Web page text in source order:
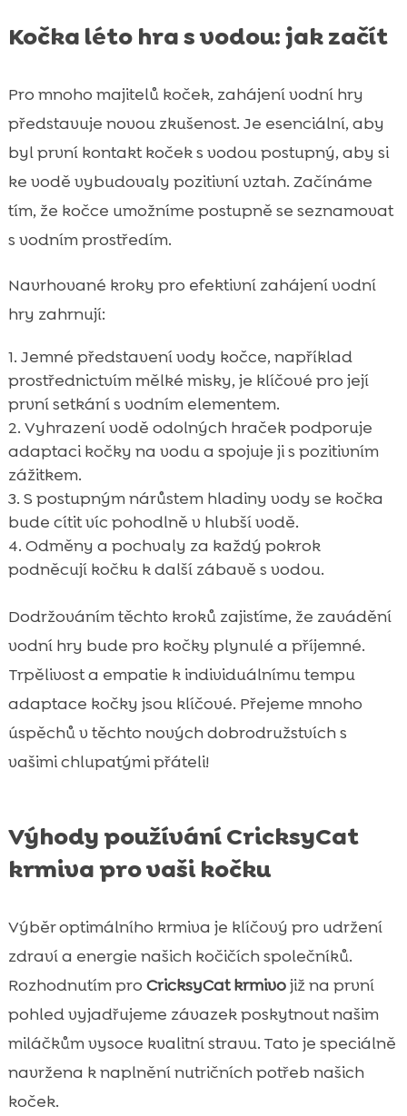
Kočka léto hra s vodou: jak začít
Pro mnoho majitelů koček, zahájení vodní hry
představuje novou zkušenost. Je esenciální, aby
byl první kontakt koček s vodou postupný, aby si
ke vodě vybudovaly pozitivní vztah. Začínáme
tím, že kočce umožníme postupně se seznamovat
s vodním prostředím.
Navrhované kroky pro efektivní zahájení vodní
hry zahrnují:
Jemné představení vody kočce, například
prostřednictvím mělké misky, je klíčové pro její
první setkání s vodním elementem.
Vyhrazení vodě odolných hraček podporuje
adaptaci kočky na vodu a spojuje ji s pozitivním
zážitkem.
S postupným nárůstem hladiny vody se kočka
bude cítit víc pohodlně v hlubší vodě.
Odměny a pochvaly za každý pokrok
podněcují kočku k další zábavě s vodou.
Dodržováním těchto kroků zajistíme, že zavádění
vodní hry bude pro kočky plynulé a příjemné.
Trpělivost a empatie k individuálnímu tempu
adaptace kočky jsou klíčové. Přejeme mnoho
úspěchů v těchto nových dobrodružstvích s
vašimi chlupatými přáteli!
Výhody používání CricksyCat
krmiva pro vaši kočku
Výběr optimálního krmiva je klíčový pro udržení
zdraví a energie našich kočičích společníků.
Rozhodnutím pro CricksyCat krmivojiž na první
pohled vyjadřujeme závazek poskytnout našim
miláčkům vysoce kvalitní stravu. Tato je speciálně
navržena k naplnění nutričních potřeb našich
koček.